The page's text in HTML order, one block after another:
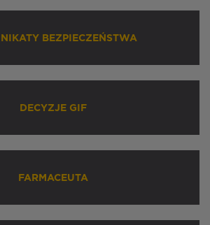
BEZPIECZEŃSTWA
DECYZJE GIF
FARMACEUTA